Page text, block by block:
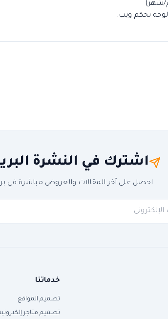
اشترك في النشرة
احصل على آخر المقالات والعروض مباشرة في
خدماتنا
تصميم المواقع
تصميم متاجر